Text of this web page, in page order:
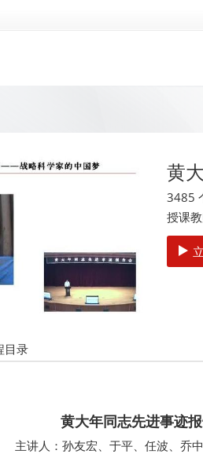
黄
3485
授课
目录
黄大年同志先进事迹
主讲人：孙友宏、于平、任波、乔